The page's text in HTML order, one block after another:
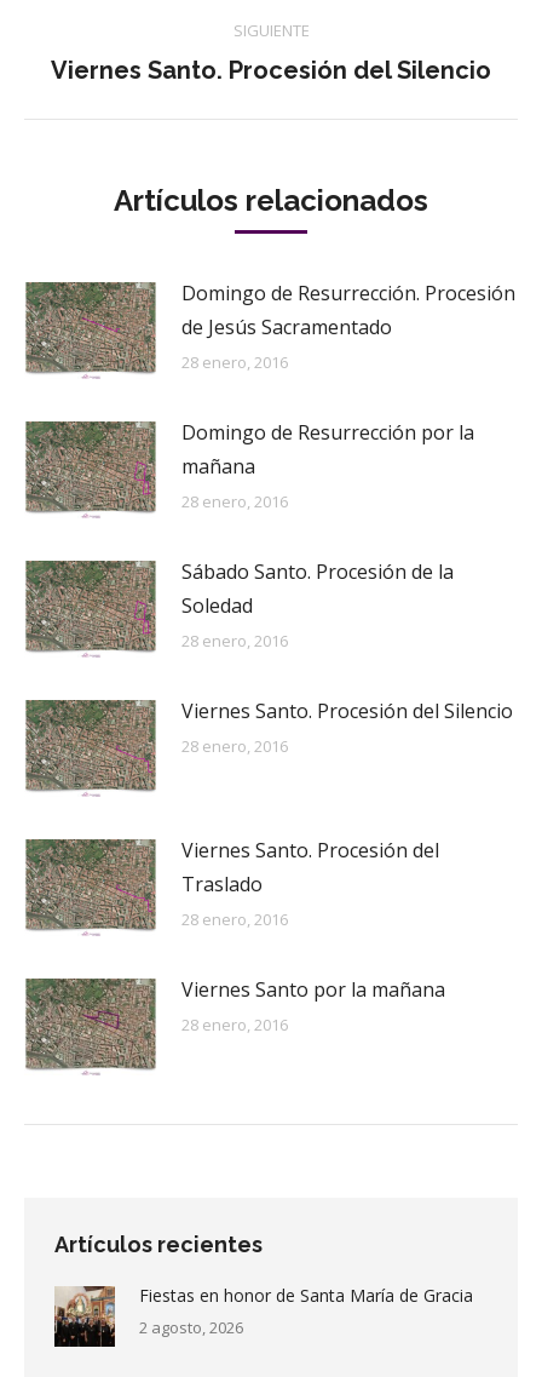
publicaciones
SIGUIENTE
Publicación
Viernes Santo. Procesión del Silencio
Artículos relacionados
Domingo de Resurrección. Procesión
de Jesús Sacramentado
28 enero, 2016
Domingo de Resurrección por la
mañana
28 enero, 2016
Sábado Santo. Procesión de la
Soledad
28 enero, 2016
Viernes Santo. Procesión del Silencio
28 enero, 2016
Viernes Santo. Procesión del
Traslado
28 enero, 2016
Viernes Santo por la mañana
28 enero, 2016
Artículos recientes
Fiestas en honor de Santa María de Gracia
2 agosto, 2026